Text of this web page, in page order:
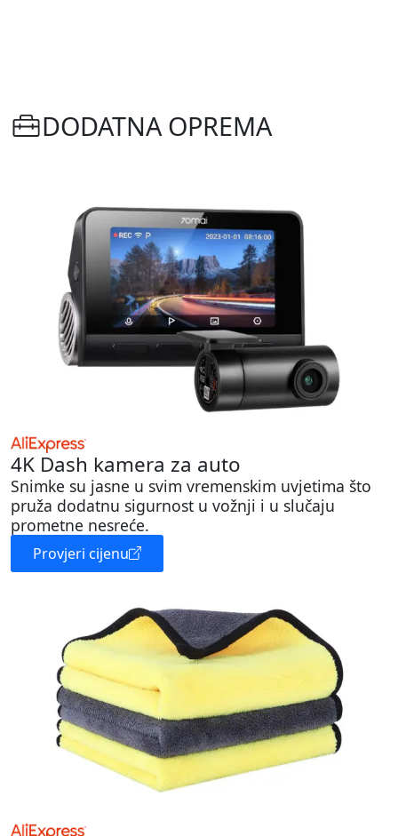
DODATNA OPREMA
4K Dash kamera za auto
Snimke su jasne u svim vremenskim uvjetima što
pruža dodatnu sigurnost u vožnji i u slučaju
prometne nesreće.
Provjeri cijenu